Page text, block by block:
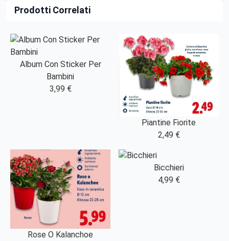
Prodotti Correlati
Album Con Sticker Per
Bambini
3,99 €
Piantine Fiorite
2,49 €
Rose O Kalanchoe
Bicchieri
4,99 €